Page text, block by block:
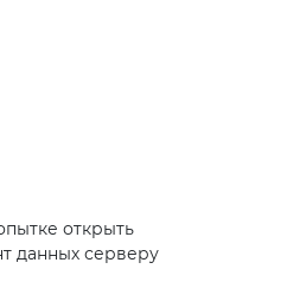
открыть
данных серверу